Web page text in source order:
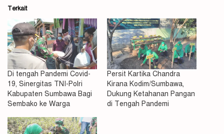
Terkait
Di tengah Pandemi Covid-
19, Sinergitas TNI-Polri
Kabupaten Sumbawa Bagi
Sembako ke Warga
Persit Kartika Chandra
Kirana Kodim/Sumbawa,
Dukung Ketahanan Pangan
di Tengah Pandemi